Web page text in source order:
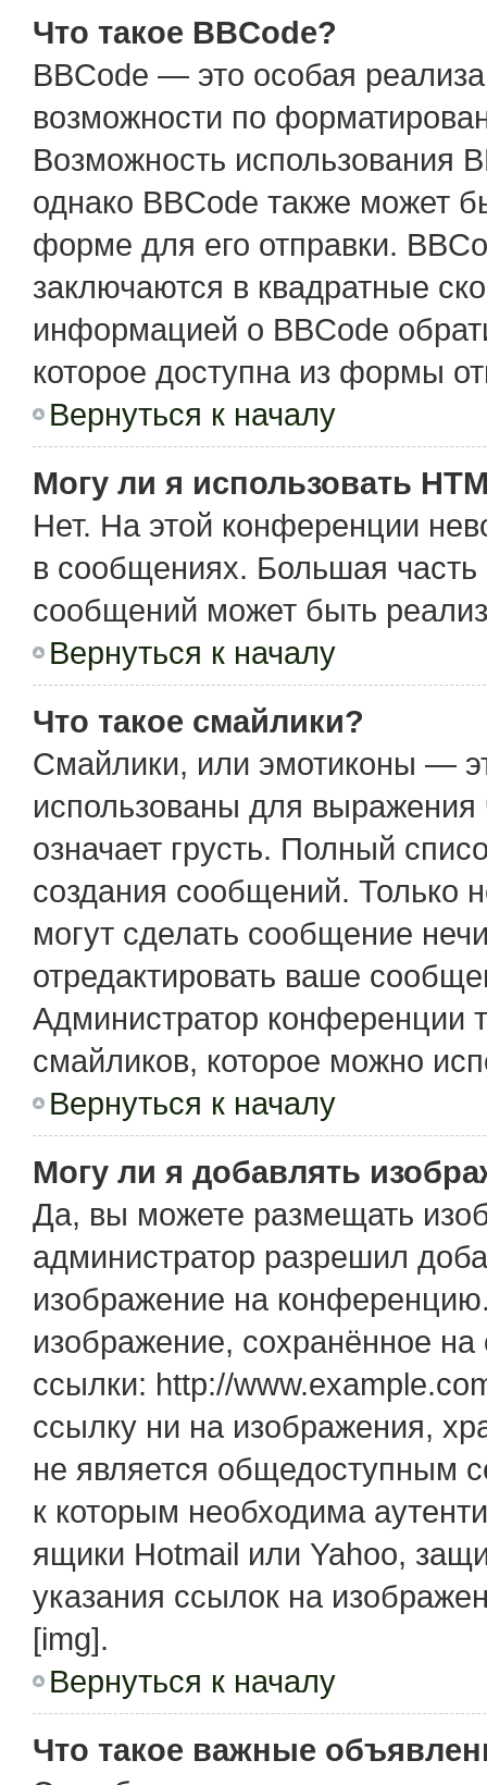
Что такое BBCode?
BBCode — это особая
возможности по
Возможность использования
однако BBCode также может
форме для его отправки.
заключаются в квадратные
информацией о BBCode
которое доступна из формы
Вернуться к началу
Могу ли я использовать
Нет. На этой конференции
в сообщениях. Большая
сообщений может быть
Вернуться к началу
Что такое смайлики?
Смайлики, или эмотиконы —
использованы для выражения
означает грусть. Полный
создания сообщений. Только
могут сделать сообщение
отредактировать ваше
Администратор конференции
смайликов, которое можно
Вернуться к началу
Могу ли я добавлять
Да, вы можете размещать
администратор разрешил
изображение на
изображение, сохранённое
ссылки: http://
ссылку ни на изображения,
не является общедоступным
к которым необходима
ящики Hotmail или Yahoo,
указания ссылок на
[img].
Вернуться к началу
Что такое важные